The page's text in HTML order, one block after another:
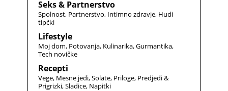
Seks & Partnerstvo
Spolnost Partnerstvo Intimno zdravje Hudi
tipčki
Lifestyle
Moj dom Potovanja Kulinarika Gurmantika
Tech novičke
Recepti
Vege Mesne jedi Solate Priloge Predjedi &
Prigrizki Sladice Napitki